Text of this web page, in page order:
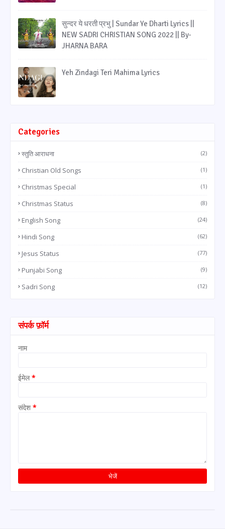
सुन्दर ये धरती प्रभु | Sundar Ye Dharti Lyrics ||
NEW SADRI CHRISTIAN SONG 2022 || By-
JHARNA BARA
Yeh Zindagi Teri Mahima Lyrics
Categories
स्तुति आराधना (2)
Christian Old Songs (1)
Christmas Special (1)
Christmas Status (8)
English Song (24)
Hindi Song (62)
Jesus Status (77)
Punjabi Song (9)
Sadri Song (12)
संपर्क फ़ॉर्म
नाम
ईमेल*
संदेश *